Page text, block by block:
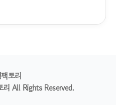
토리
All Rights Reserved.